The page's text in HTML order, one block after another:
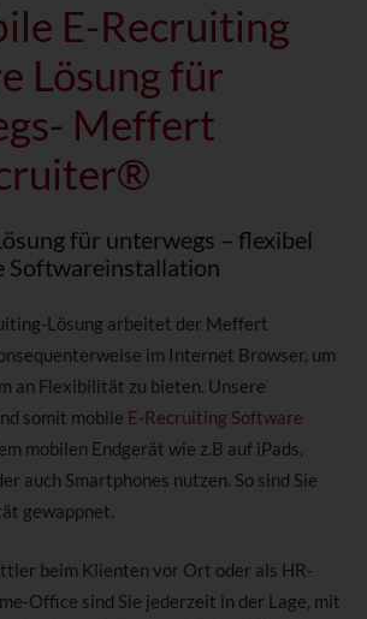
E-Recruiting
Lösung für
Meffert
für unterwegs – flexibel
Softwareinstallation
Lösung arbeitet der Meffert
im Internet Browser, um
an Flexibilität zu bieten. Unsere
somit mobile E-Recruiting Software
mobilen Endgerät wie z.B auf iPads,
auch Smartphones nutzen. So sind Sie
gewappnet.
beim Klienten vor Ort oder als HR-
Office sind Sie jederzeit in der Lage, mit